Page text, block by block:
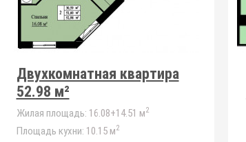
Двухкомнатная квартира
52.98 м²
Жилая площадь: 16.08+14.51 м2
Площадь кухни: 10.15 м2